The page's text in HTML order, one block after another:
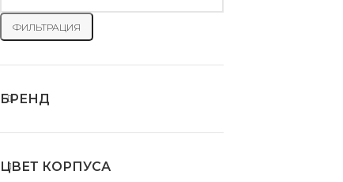
ФИЛЬТРАЦИЯ
БРЕНД
ЦВЕТ КОРПУСА